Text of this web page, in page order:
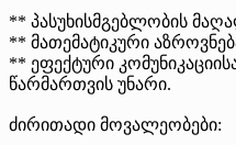
** პასუხისმგებლობის
** მათემატიკური
** ეფექტური
წარმართვის უნარი.
ძირითადი მოვალეობები: